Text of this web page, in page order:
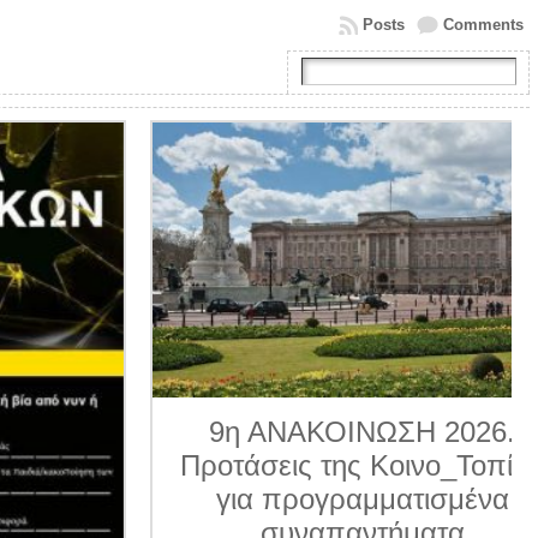
Comments
Posts
9η ΑΝΑΚΟΙΝΩΣΗ 2026.
Προτάσεις της Κοινο_Τοπίας
για προγραμματισμένα